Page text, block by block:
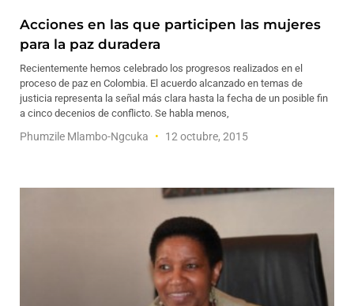
Acciones en las que participen las mujeres
para la paz duradera
Recientemente hemos celebrado los progresos realizados en el
proceso de paz en Colombia. El acuerdo alcanzado en temas de
justicia representa la señal más clara hasta la fecha de un posible fin
a cinco decenios de conflicto. Se habla menos,
Phumzile Mlambo-Ngcuka 12 octubre, 2015